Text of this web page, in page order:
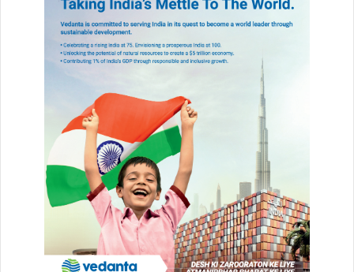
योगी आदित्यनाथ ने सहारनपुर के नागरिकों को इन विकास परियोजनाओं के लिए
बधाई और शुभकामनाएं देते हुए विश्वास जताया कि ये योजनाएं क्षेत्र के विकास,
Buland Chhattisgarh